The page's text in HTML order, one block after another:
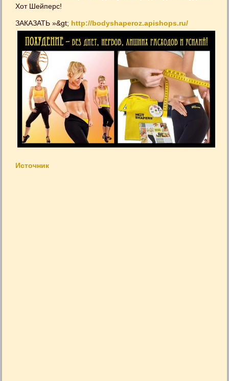
Хот Шейперс!
ЗАКАЗАТЬ »&gt; http://bodyshaperoz.apishops.ru/
Источник